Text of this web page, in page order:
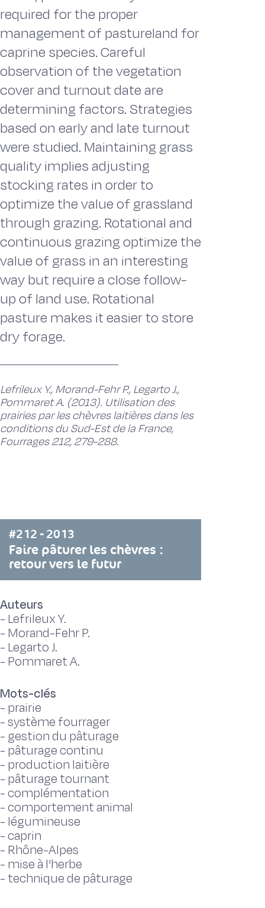
required for the proper
management of pastureland for
caprine species. Careful
observation of the vegetation
cover and turnout date are
determining factors. Strategies
based on early and late turnout
were studied. Maintaining grass
quality implies adjusting
stocking rates in order to
optimize the value of grassland
through grazing. Rotational and
continuous grazing optimize the
value of grass in an interesting
way but require a close follow-
up of land use. Rotational
pasture makes it easier to store
dry forage.
Lefrileux Y., Morand-Fehr P., Legarto J.,
Pommaret A. (2013). Utilisation des
prairies par les chèvres laitières dans les
conditions du Sud-Est de la France,
Fourrages 212, 279-288.
#212 - 2013
Faire pâturer les chèvres :
retour vers le futur
Auteurs
- Lefrileux Y.
- Morand-Fehr P.
- Legarto J.
- Pommaret A.
Mots-clés
- prairie
-système fourrager
- gestion du pâturage
- pâturage continu
- production laitière
- pâturage tournant
-complémentation
-comportement animal
- légumineuse
-caprin
- Rhône-Alpes
- mise à l'herbe
- technique de pâturage